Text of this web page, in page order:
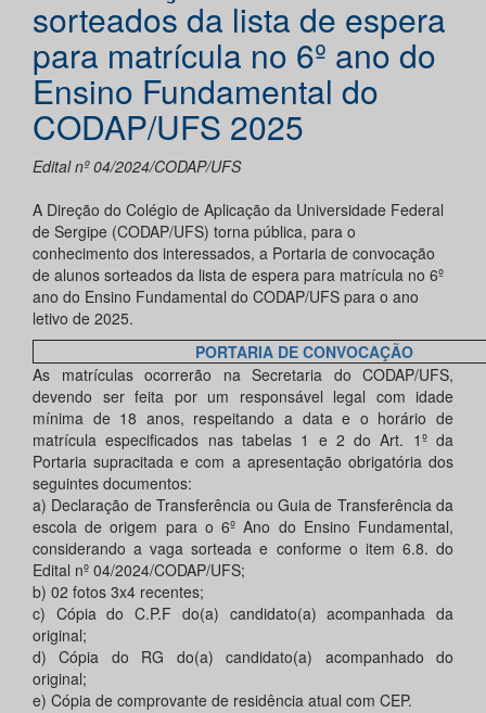
sorteados da lista de espera
para matrícula no 6º ano do
Ensino Fundamental do
CODAP/UFS 2025
Edital nº 04/2024/CODAP/UFS
A Direção do Colégio de Aplicação da Universidade Federal
de Sergipe (CODAP/UFS) torna pública, para o
conhecimento dos interessados, a Portaria de convocação
de alunos sorteados da lista de espera para matrícula no 6º
ano do Ensino Fundamental do CODAP/UFS para o ano
letivo de 2025.
PORTARIA DE CONVOCAÇÃO
As matrículas ocorrerão na Secretaria do CODAP/UFS,
devendo ser feita por um responsável legal com idade
mínima de 18 anos, respeitando a data e o horário de
matrícula especificados nas tabelas 1 e 2 do Art. 1º da
Portaria supracitada e com a apresentação obrigatória dos
seguintes documentos:
a) Declaração de Transferência ou Guia de Transferência da
escola de origem para o 6º Ano do Ensino Fundamental,
considerando a vaga sorteada e conforme o item 6.8. do
Edital nº 04/2024/CODAP/UFS;
b) 02 fotos 3x4 recentes;
c) Cópia do C.P.F do(a) candidato(a) acompanhada da
original;
d) Cópia do RG do(a) candidato(a) acompanhado do
original;
e) Cópia de comprovante de residência atual com CEP.